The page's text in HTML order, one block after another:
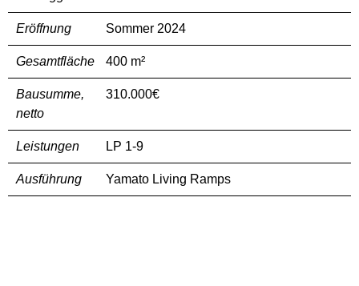
Eröffnung Sommer 2024
Gesamtfläche 400 m²
Bausumme,
netto
310.000€
Leistungen LP 1-9
Ausführung Yamato Living Ramps